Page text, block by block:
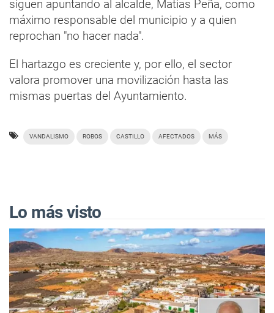
siguen apuntando al alcalde, Matías Peña, como
máximo responsable del municipio y a quien
reprochan "no hacer nada".
El hartazgo es creciente y, por ello, el sector
valora promover una movilización hasta las
mismas puertas del Ayuntamiento.
VANDALISMO ROBOS CASTILLO AFECTADOS MÁS
Lo más visto